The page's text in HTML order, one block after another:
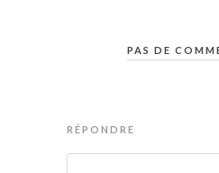
PAS DE
RÉPONDRE